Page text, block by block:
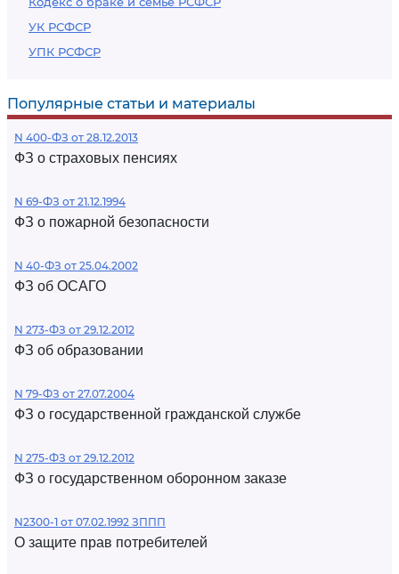
УК РСФСР
УПК РСФСР
Популярные статьи и материалы
N 400-ФЗ от 28.12.2013
ФЗ о страховых пенсиях
N 69-ФЗ от 21.12.1994
ФЗ о пожарной безопасности
N 40-ФЗ от 25.04.2002
ФЗ об ОСАГО
N 273-ФЗ от 29.12.2012
ФЗ об образовании
N 79-ФЗ от 27.07.2004
ФЗ о государственной гражданской службе
N 275-ФЗ от 29.12.2012
ФЗ о государственном оборонном заказе
N2300-1 от 07.02.1992 ЗППП
О защите прав потребителей